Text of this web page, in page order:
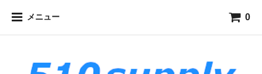
メニュー 0